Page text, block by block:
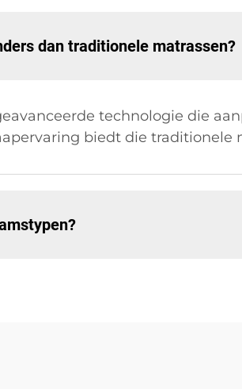
dan traditionele matrassen?
technologie die
biedt die traditionele